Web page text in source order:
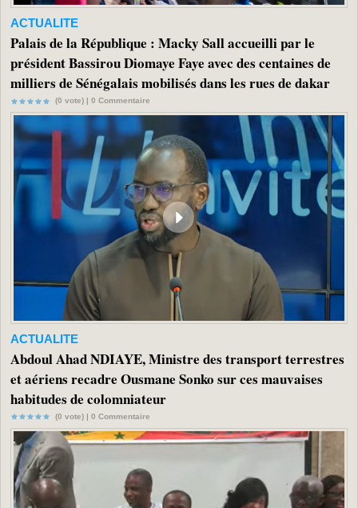
ACTUALITE
Palais de la République : Macky Sall accueilli par le
président Bassirou Diomaye Faye avec des centaines de
milliers de Sénégalais mobilisés dans les rues de dakar
(0 vote) | 0 Commentaire
ACTUALITE
Abdoul Ahad NDIAYE, Ministre des transport terrestres
et aériens recadre Ousmane Sonko sur ces mauvaises
habitudes de colomniateur
(0 vote) | 0 Commentaire